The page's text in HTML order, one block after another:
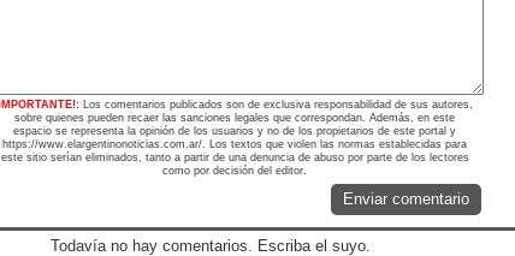
IMPORTANTE!: Los comentarios publicados son de exclusiva responsabilidad de sus autores,
sobre quienes pueden recaer las sanciones legales que correspondan. Además, en este
espacio se representa la opinión de los usuarios y no de los propietarios de este portal y
https://www.elargentinonoticias.com.ar/. Los textos que violen las normas establecidas para
este sitio serían eliminados, tanto a partir de una denuncia de abuso por parte de los lectores
como por decisión del editor.
Enviar comentario
Todavía no hay comentarios. Escriba el suyo.